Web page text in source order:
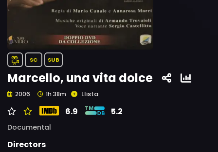
SC SUB
Marcello, una vita dolce
2006 1h 38m Llista
6.9 5.2
Documental
Directors